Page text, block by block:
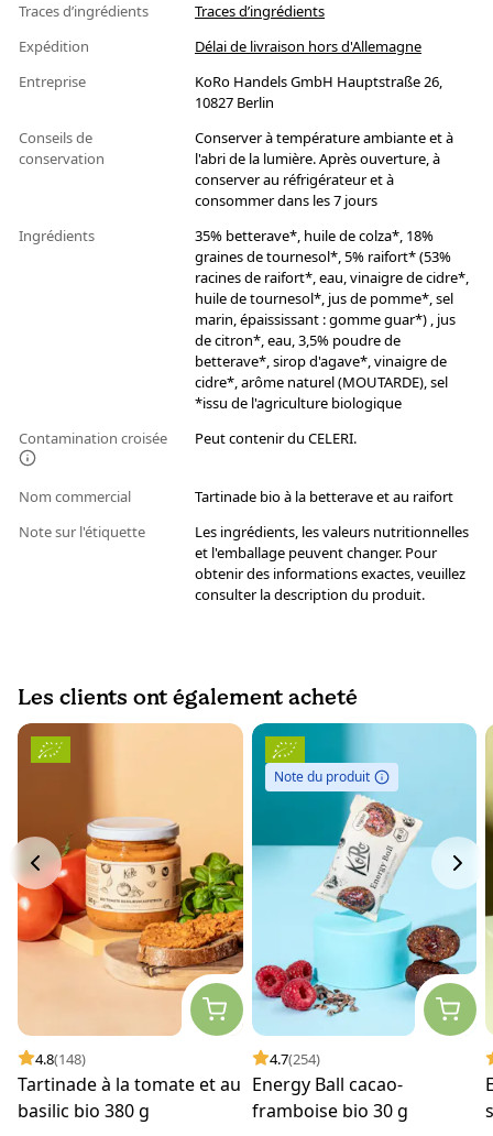
Traces d’ingrédients
Traces d’ingrédients
Expédition
Délai de livraison hors d'Allemagne
Entreprise
KoRo Handels GmbH Hauptstraße 26,
10827 Berlin
Conseils de
conservation
Conserver à température ambiante et à
l'abri de la lumière. Après ouverture, à
conserver au réfrigérateur et à
consommer dans les 7 jours
Ingrédients
35% betterave*, huile de colza*, 18%
graines de tournesol*, 5% raifort* (53%
racines de raifort*, eau, vinaigre de cidre*,
huile de tournesol*, jus de pomme*, sel
marin, épaississant : gomme guar*) , jus
de citron*, eau, 3,5% poudre de
betterave*, sirop d'agave*, vinaigre de
cidre*, arôme naturel (MOUTARDE), sel
*issu de l'agriculture biologique
Contamination croisée
Peut contenir du CELERI.
Nom commercial
Tartinade bio à la betterave et au raifort
Note sur l'étiquette
Les ingrédients, les valeurs nutritionnelles
et l'emballage peuvent changer. Pour
obtenir des informations exactes, veuillez
consulter la description du produit.
Les clients ont également acheté
4.8(148)
Tartinade à la tomate et au
basilic bio 380 g
Note du produit
4.7(254)
Energy Ball cacao-
framboise bio 30 g